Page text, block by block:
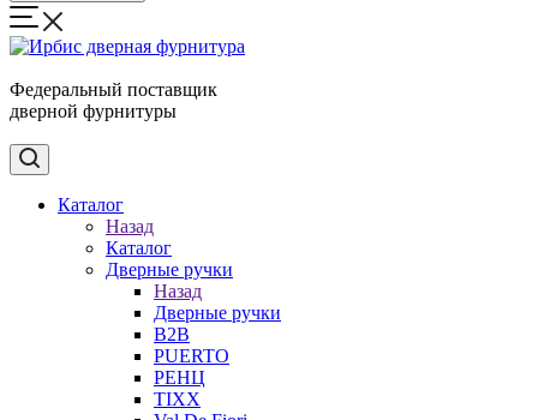
Федеральный поставщик
дверной фурнитуры
Каталог
Назад
Каталог
Дверные ручки
Назад
Дверные ручки
B2B
PUERTO
РЕНЦ
TIXX